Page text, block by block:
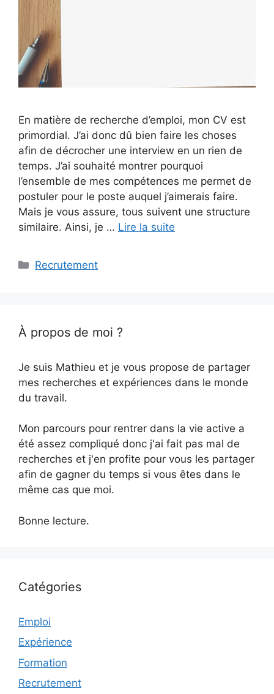
En matière de recherche d’emploi, mon CV est
primordial. J’ai donc dû bien faire les choses
afin de décrocher une interview en un rien de
temps. J’ai souhaité montrer pourquoi
l’ensemble de mes compétences me permet de
postuler pour le poste auquel j’aimerais faire.
Mais je vous assure, tous suivent une structure
similaire. Ainsi, je … Lire la suite
Catégories
Recrutement
À propos de moi ?
Je suis Mathieu et je vous propose de partager
mes recherches et expériences dans le monde
du travail.
Mon parcours pour rentrer dans la vie active a
été assez compliqué donc j'ai fait pas mal de
recherches et j'en profite pour vous les partager
afin de gagner du temps si vous êtes dans le
même cas que moi.
Bonne lecture.
Catégories
Emploi
Expérience
Formation
Recrutement